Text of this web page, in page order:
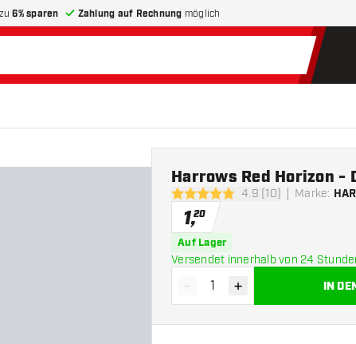
6% sparen Zahlung auf Rechnung möglich
4.9 Bewertungssterne
4.9 (10) Marke:
Harrows Red Horizon -
1,20
Auf Lager
Versendet innerhalb von 24
Menge verringern
- Menge erhöhen
+ IN